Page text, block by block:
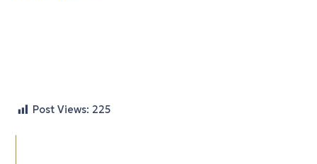
Post Views: 225